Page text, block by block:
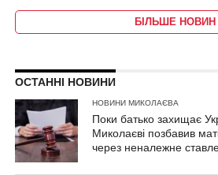
БІЛЬШЕ НОВИН
ОСТАННІ НОВИНИ
НОВИНИ МИКОЛАЄВА
Поки батько захищає
Миколаєві позбавив
через неналежне